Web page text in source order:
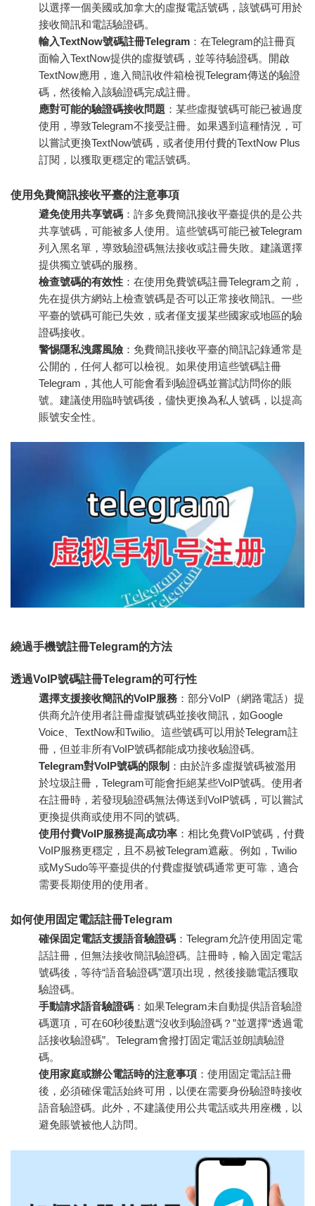
以選擇一個美國或加拿大的虛擬電話號碼，該號碼可用於
接收簡訊和電話驗證碼。
輸入TextNow號碼註冊Telegram ：在Telegram的註冊頁
面輸入TextNow提供的虛擬號碼，並等待驗證碼。開啟
TextNow應用，進入簡訊收件箱檢視Telegram傳送的驗證
碼，然後輸入該驗證碼完成註冊。
應對可能的驗證碼接收問題 ：某些虛擬號碼可能已被過度
使用，導致Telegram不接受註冊。如果遇到這種情況，可
以嘗試更換TextNow號碼，或者使用付費的TextNow Plus
訂閱，以獲取更穩定的電話號碼。
使用免費簡訊接收平臺的注意事項
避免使用共享號碼 ：許多免費簡訊接收平臺提供的是公共
共享號碼，可能被多人使用。這些號碼可能已被Telegram
列入黑名單，導致驗證碼無法接收或註冊失敗。建議選擇
提供獨立號碼的服務。
檢查號碼的有效性 ：在使用免費號碼註冊Telegram之前，
先在提供方網站上檢查號碼是否可以正常接收簡訊。一些
平臺的號碼可能已失效，或者僅支援某些國家或地區的驗
證碼接收。
警惕隱私洩露風險：免費簡訊接收平臺的簡訊記錄通常是
公開的，任何人都可以檢視。如果使用這些號碼註冊
Telegram，其他人可能會看到驗證碼並嘗試訪問你的賬
號。建議使用臨時號碼後，儘快更換為私人號碼，以提高
賬號安全性。
繞過手機號註冊Telegram的方法
透過VoIP號碼註冊Telegram的可行性
選擇支援接收簡訊的VoIP服務 ：部分VoIP（網路電話）提
供商允許使用者註冊虛擬號碼並接收簡訊，如Google
Voice、TextNow和Twilio。這些號碼可以用於Telegram註
冊，但並非所有VoIP號碼都能成功接收驗證碼。
Telegram對VoIP號碼的限制 ：由於許多虛擬號碼被濫用
於垃圾註冊，Telegram可能會拒絕某些VoIP號碼。使用者
在註冊時，若發現驗證碼無法傳送到VoIP號碼，可以嘗試
更換提供商或使用不同的號碼。
使用付費VoIP服務提高成功率 ：相比免費VoIP號碼，付費
VoIP服務更穩定，且不易被Telegram遮蔽。例如，Twilio
或MySudo等平臺提供的付費虛擬號碼通常更可靠，適合
需要長期使用的使用者。
如何使用固定電話註冊Telegram
確保固定電話支援語音驗證碼 ：Telegram允許使用固定電
話註冊，但無法接收簡訊驗證碼。註冊時，輸入固定電話
號碼後，等待“語音驗證碼”選項出現，然後接聽電話獲取
驗證碼。
手動請求語音驗證碼 ：如果Telegram未自動提供語音驗證
碼選項，可在60秒後點選“沒收到驗證碼？”並選擇“透過電
話接收驗證碼”。Telegram會撥打固定電話並朗讀驗證
碼。
使用家庭或辦公電話時的注意事項 ：使用固定電話註冊
後，必須確保電話始終可用，以便在需要身份驗證時接收
語音驗證碼。此外，不建議使用公共電話或共用座機，以
避免賬號被他人訪問。